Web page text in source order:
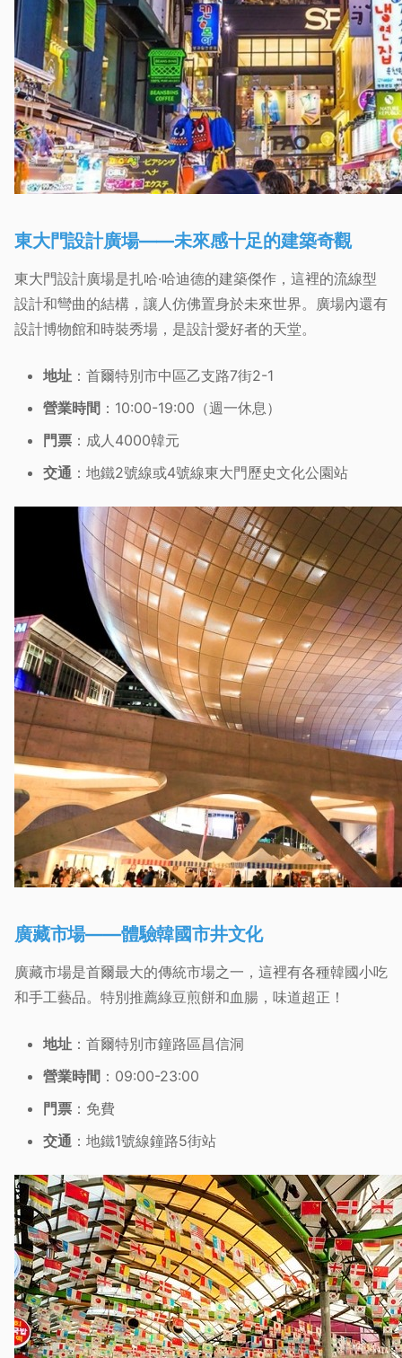
東大門設計廣場——未來感十足的建築奇觀
東大門設計廣場是扎哈·哈迪德的建築傑作，這裡的流線型
設計和彎曲的結構，讓人仿佛置身於未來世界。廣場內還有
設計博物館和時裝秀場，是設計愛好者的天堂。
地址 ：首爾特別市中區乙支路7街2-1
營業時間 ：10:00-19:00（週一休息）
門票 ：成人4000韓元
交通 ：地鐵2號線或4號線東大門歷史文化公園站
廣藏市場——體驗韓國市井文化
廣藏市場是首爾最大的傳統市場之一，這裡有各種韓國小吃
和手工藝品。特別推薦綠豆煎餅和血腸，味道超正！
地址 ：首爾特別市鐘路區昌信洞
營業時間 ：09:00-23:00
門票 ：免費
交通 ：地鐵1號線鐘路5街站